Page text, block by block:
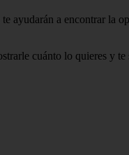
ayudarán a encontrar
cuánto lo quieres y